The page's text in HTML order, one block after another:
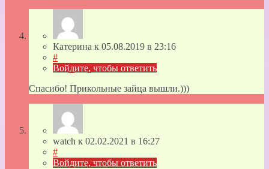
Катерина к 05.08.2019 в 23:16
#
Войдите, чтобы ответить
Спасибо! Прикольные зайца вышли.)))
watch к 02.02.2021 в 16:27
#
Войдите, чтобы ответить